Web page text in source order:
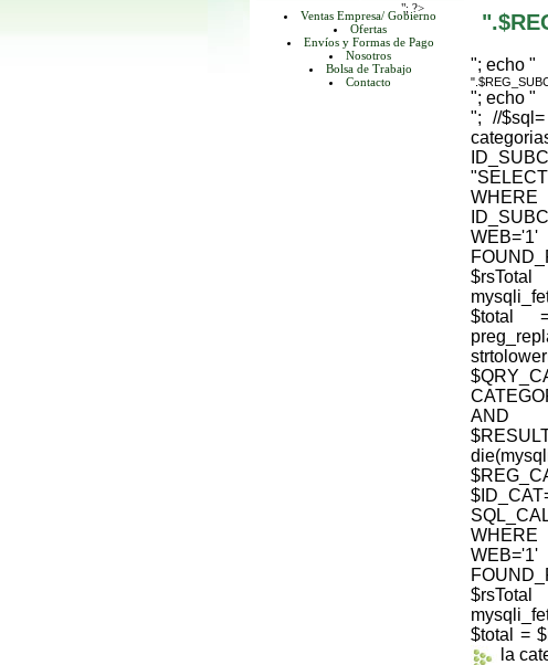
"; ?>
Ventas Empresa/ Gobierno
Ofertas
Envíos y Formas de Pago
Nosotros
Bolsa de Trabajo
Contacto
"; echo "
"; echo "
"; //
$total
WHERE
$total =
la